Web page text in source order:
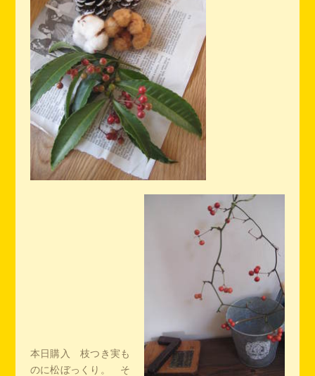
本日購入 枝つき実も
のに松ぼっくり。 そ